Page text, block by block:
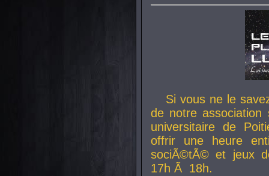
Si vous ne le
de notre
universitaire de
offrir une heure
sociÃ©tÃ© et jeux
17h Ã 18h.